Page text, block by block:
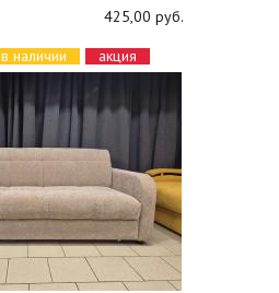
425,00 руб.
в наличии акция